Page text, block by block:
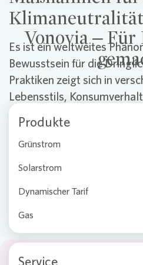
Klimaneutralität
Es ist ein weltweites
Bewusstsein für die
Praktiken zeigt sich in
Lebensstils,
Engagements. Die
Jeder noch so kleine
zum Umweltschutz
Im Folgenden haben wir
zusammengefasst, die wir
Bestandteil zur
Vonovia –
Produkte
Grünstrom
Solarstrom
Dynamischer Tarif
Gas
Service